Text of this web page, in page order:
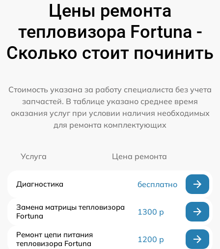
Цены ремонта
тепловизора Fortuna -
Сколько стоит починить
Стоимость указана за работу специалиста без учета
запчастей. В таблице указано среднее время
оказания услуг при условии наличия необходимых
для ремонта комплектующих
Услуга Цена ремонта
Диагностика бесплатно
Замена матрицы тепловизора
Fortuna
1300 р
Ремонт цепи питания
тепловизора Fortuna
1200 р